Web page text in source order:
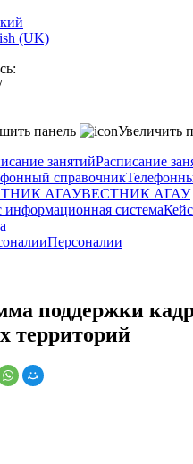
панель
Увеличить
Расписание
ВЕСТНИК АГАУ
Персоналии
поддержки
территорий